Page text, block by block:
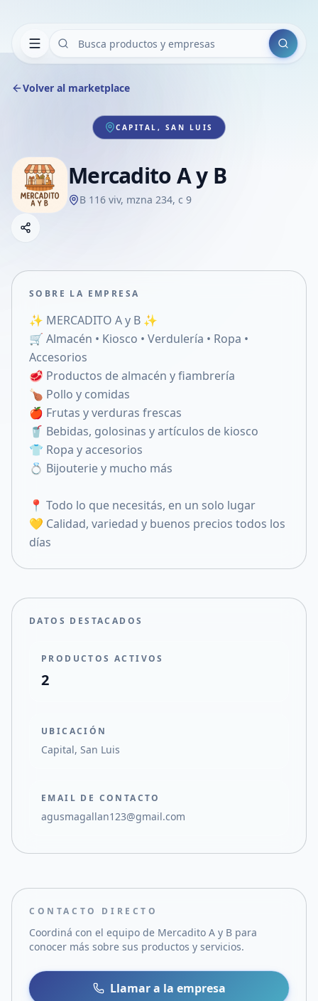
Buscar
Volver al marketplace
CAPITAL, SAN LUIS
Mercadito A y B
B 116 viv, mzna 234, c 9
Compartir empresa
Compartir en X
SOBRE LA EMPRESA
✨ MERCADITO A y B ✨
🛒 Almacén • Kiosco • Verdulería • Ropa •
Accesorios
🥩 Productos de almacén y fiambrería
🍗 Pollo y comidas
🍎 Frutas y verduras frescas
🥤 Bebidas, golosinas y artículos de kiosco
👕 Ropa y accesorios
💍 Bijouterie y mucho más
📍 Todo lo que necesitás, en un solo lugar
💛 Calidad, variedad y buenos precios todos los
días
DATOS DESTACADOS
PRODUCTOS ACTIVOS
2
UBICACIÓN
Capital, San Luis
EMAIL DE CONTACTO
agusmagallan123@gmail.com
CONTACTO DIRECTO
Coordiná con el equipo de Mercadito A y B para
conocer más sobre sus productos y servicios.
Llamar a la empresa